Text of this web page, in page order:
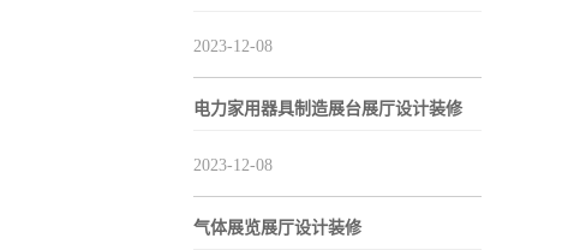
2023-12-08
电力家用器具制造展台展厅设计装修
2023-12-08
气体展览展厅设计装修